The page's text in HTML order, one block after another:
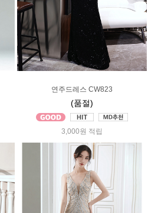
연주드레스 CW823
(품절)
3,000원 적립